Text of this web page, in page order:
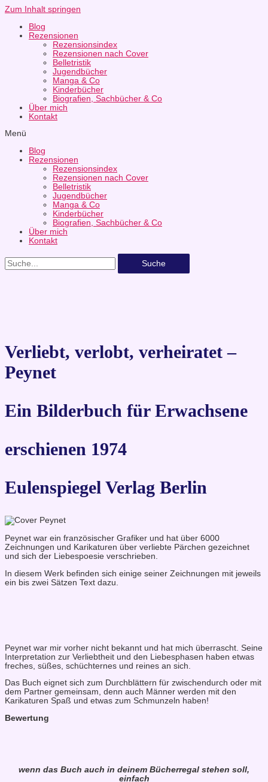
Zum Inhalt springen
Blog
Rezensionen
Rezensionsindex
Rezensionen nach Cover
Belletristik
Jugendbücher
Manga & Co
Kinderbücher
Biografien, Sachbücher & Co
Über mich
Kontakt
Menü
Blog
Rezensionen
Rezensionsindex
Rezensionen nach Cover
Belletristik
Jugendbücher
Manga & Co
Kinderbücher
Biografien, Sachbücher & Co
Über mich
Kontakt
Suche
Verliebt, verlobt, verheiratet –
Peynet
Ein Bilderbuch für Erwachsene
erschienen 1974
Eulenspiegel Verlag Berlin
Peynet war ein französischer Grafiker und hat über 6000
Zeichnungen und Karikaturen über verliebte Pärchen gezeichnet
und sich der Liebespoesie verschrieben.
In diesem Werk befinden sich einige seiner Zeichnungen mit jeweils
ein bis zwei Sätzen Text dazu.
Peynet war mir vorher nicht bekannt und hat mich überrascht. Seine
Interpretation zur Verliebtheit und den Liebesphasen haben etwas
freches, süßes, schüchternes und reines an sich.
Das Buch eignet sich zum Durchblättern für zwischendurch oder mit
dem Partner gemeinsam, denn auch Männer werden mit den
Karikaturen Spaß und etwas zum Schmunzeln haben!
Bewertung
wenn das Buch auch in deinem Bücherregal stehen soll,
einfach